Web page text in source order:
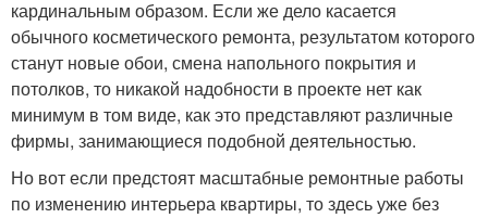
кардинальным образом. Если же дело касается
обычного косметического ремонта, результатом которого
станут новые обои, смена напольного покрытия и
потолков, то никакой надобности в проекте нет как
минимум в том виде, как это представляют различные
фирмы, занимающиеся подобной деятельностью.
Но вот если предстоят масштабные ремонтные работы
по изменению интерьера квартиры, то здесь уже без